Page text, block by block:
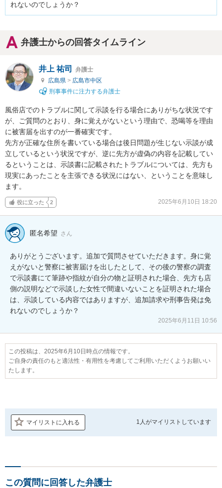
れないのでしょうか？
弁護士からの回答タイムライン
井上 祐司
弁護士
広島県 > 広島市中区
刑事事件に注力する弁護士
風俗店でのトラブルに関して示談を行る場合にありがちな状況です
が、ご質問のとおり、身に覚えがないという理由で、恐喝等を理由
に被害届を出すのが一番確実です。
先方が正確な住所を書いている場合は後日問題が生じない示談が成
立しているという状況ですが、逆に先方が虚偽の内容を記載してい
るということは、示談書に記載されたトラブルについては、先方も
現実にあったことを主張できる状況にはない、ということを意味し
ます。
役に立った 2 2025年6月10日 18:20
匿名希望 さん
ありがとうございます。追加で質問させていただきます。身に覚
えがないと警察に被害届けを出したとして、その後の警察の調査
で示談書にて筆跡や指紋が自分の物と証明された場合、先方も店
側の説明などで示談した女性で間違いないことを証明された場合
は、示談している内容ではありますが、追加請求や刑事告発は免
れないのでしょうか？
2025年6月11日 10:56
この投稿は、2025年6月10日時点の情報です。
ご自身の責任のもと適法性・有用性を考慮してご利用いただくようお願いい
たします。
マイリストに入れる 1人がマイリストしています
この質問に回答した弁護士